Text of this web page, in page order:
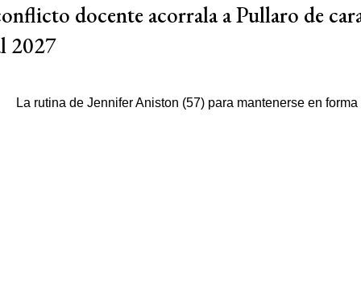
docente acorrala a Pullaro de
2027